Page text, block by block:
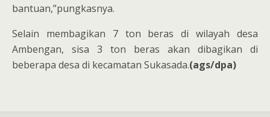
bantuan,”pungkasnya.
Selain membagikan 7 ton beras di wilayah desa
Ambengan, sisa 3 ton beras akan dibagikan di
beberapa desa di kecamatan Sukasada.(ags/dpa)